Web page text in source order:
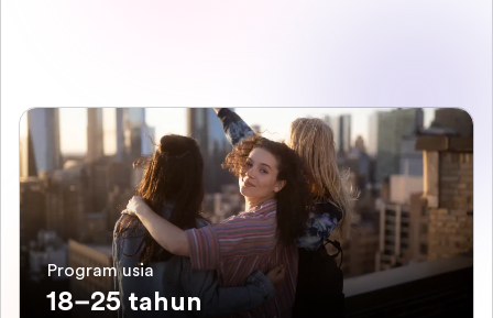
Program usia
18–25 tahun